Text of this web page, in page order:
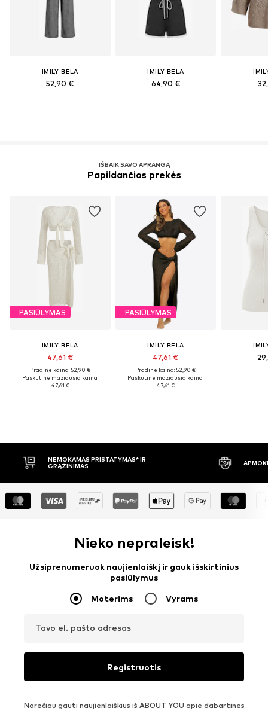
IMILY BELA
52,90 €
IMILY BELA
64,90 €
IŠBAIK SAVO APRANGĄ
Papildančios prekės
PASIŪLYMAS
IMILY BELA
47,61 €
Pradinė kaina: 52,90 €
Paskutinė mažiausia kaina:
47,61 €
PASIŪLYMAS
IMILY BELA
47,61 €
Pradinė kaina: 52,90 €
Paskutinė mažiausia kaina:
47,61 €
IR APMOKĖJIMAS PRISTAČIUS
Nieko nepraleisk!
Užsiprenumeruok naujienlaiškį ir gauk išskirtinius
pasiūlymus
Moterims Vyrams
Tavo el. pašto adresas
Registruotis
Norėčiau gauti naujienlaiškius iš ABOUT YOU apie dabartines